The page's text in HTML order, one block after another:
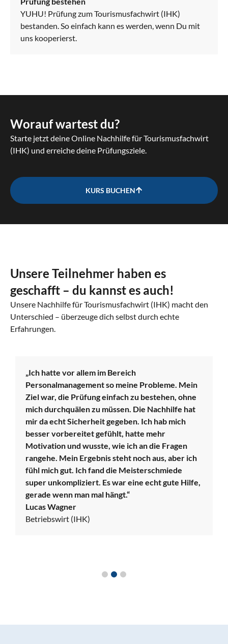
YUHU! Prüfung zum Tourismusfachwirt (IHK)
bestanden. So einfach kann es werden, wenn Du mit
uns kooperierst.
Worauf wartest du?
Starte jetzt deine Online Nachhilfe für Tourismusfachwirt
(IHK) und erreiche deine Prüfungsziele.
KURS BUCHEN
Unsere Teilnehmer haben es
geschafft – du kannst es auch!
Unsere Nachhilfe für Tourismusfachwirt (IHK) macht den
Unterschied – überzeuge dich selbst durch echte
Erfahrungen.
„Ich hatte vor allem im Bereich
Personalmanagement so meine Probleme. Mein
Ziel war, die Prüfung einfach zu bestehen, ohne
mich durchquälen zu müssen. Die Nachhilfe hat
mir da echt Sicherheit gegeben. Ich hab mich
besser vorbereitet gefühlt, hatte mehr
Motivation und wusste, wie ich an die Fragen
rangehe. Mein Ergebnis steht noch aus, aber ich
fühl mich gut. Ich fand die Meisterschmiede
super unkompliziert. Es war eine echt gute Hilfe,
gerade wenn man mal hängt.“
Lucas Wagner
Betriebswirt (IHK)